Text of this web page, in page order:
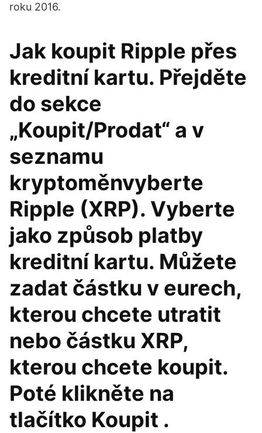
roku 2016.
Jak koupit Ripple přes
kreditní kartu. Přejděte
do sekce
„Koupit/Prodat“ a v
seznamu
kryptoměnvyberte
Ripple (XRP). Vyberte
jako způsob platby
kreditní kartu. Můžete
zadat částku v eurech,
kterou chcete utratit
nebo částku XRP,
kterou chcete koupit.
Poté klikněte na
tlačítko Koupit .